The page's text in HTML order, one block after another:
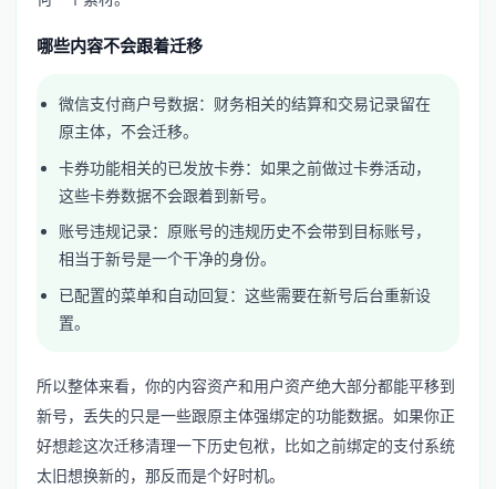
哪些内容不会跟着迁移
微信支付商户号数据：财务相关的结算和交易记录留在
原主体，不会迁移。
卡券功能相关的已发放卡券：如果之前做过卡券活动，
这些卡券数据不会跟着到新号。
账号违规记录：原账号的违规历史不会带到目标账号，
相当于新号是一个干净的身份。
已配置的菜单和自动回复：这些需要在新号后台重新设
置。
所以整体来看，你的内容资产和用户资产绝大部分都能平移到
新号，丢失的只是一些跟原主体强绑定的功能数据。如果你正
好想趁这次迁移清理一下历史包袱，比如之前绑定的支付系统
太旧想换新的，那反而是个好时机。